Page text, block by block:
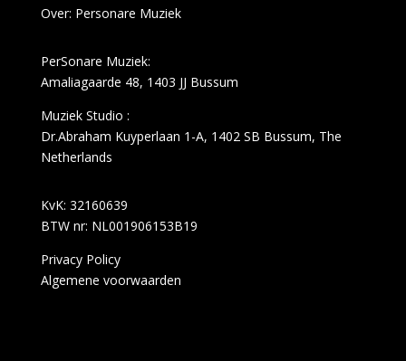
Over: Personare Muziek
PerSonare Muziek:
Amaliagaarde 48, 1403 JJ Bussum
Muziek Studio :
Dr.Abraham Kuyperlaan 1-A, 1402 SB Bussum, The
Netherlands
KvK: 32160639
BTW nr: NL001906153B19
Privacy Policy
Algemene voorwaarden